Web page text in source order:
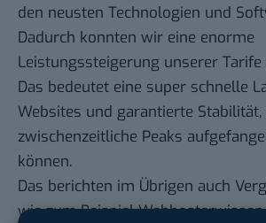
den neusten Technologien und
Dadurch konnten wir eine enorme
Leistungssteigerung unserer
Das bedeutet eine super schnelle
Websites und garantierte Stabilität,
zwischenzeitliche Peaks
können.
Das berichten im Übrigen auch
wie zum Beispiel